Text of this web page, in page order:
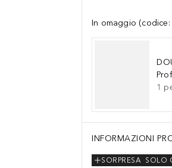
In omaggio
1
INFORMAZIONI
SOLO
SORPRESA